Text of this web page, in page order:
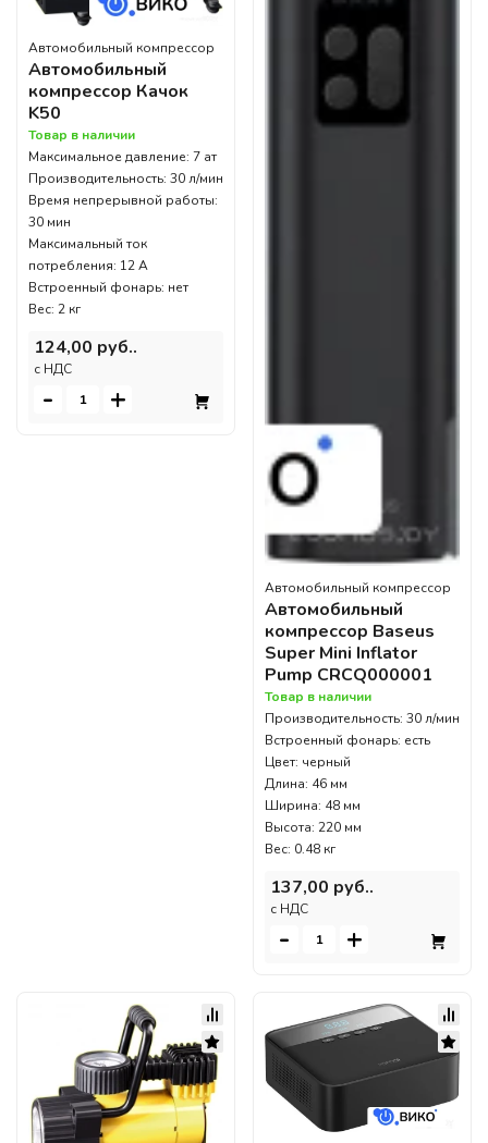
Автомобильный компрессор
Автомобильный
компрессор Качок
K50
Товар в наличии
Максимальное давление: 7 ат
Производительность: 30 л/мин
Время непрерывной работы:
30 мин
Максимальный ток
потребления: 12 А
Встроенный фонарь: нет
Вес: 2 кг
124,00 руб..
c НДС
- +
Автомобильный компрессор
Автомобильный
компрессор Baseus
Super Mini Inflator
Pump CRCQ000001
Товар в наличии
Производительность: 30 л/мин
Встроенный фонарь: есть
Цвет: черный
Длина: 46 мм
Ширина: 48 мм
Высота: 220 мм
Вес: 0.48 кг
137,00 руб..
c НДС
- +